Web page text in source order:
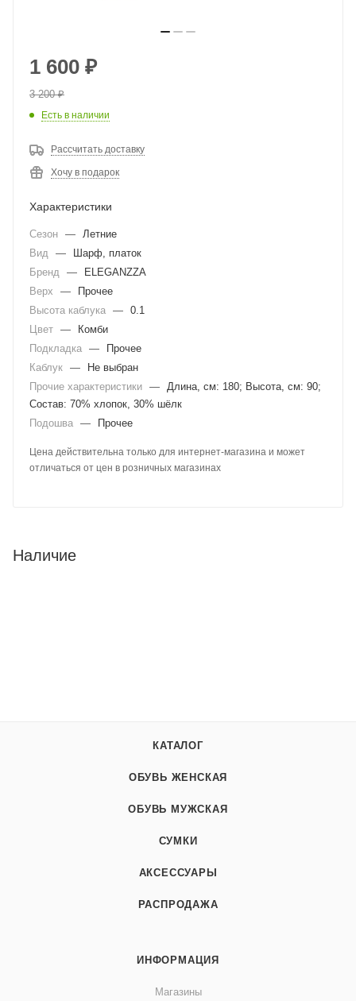
1 600 ₽
3 200₽
Есть в наличии
Рассчитать доставку
Хочу в подарок
Характеристики
Сезон —
Летние
Вид
—
Шарф, платок
Бренд
—
ELEGANZZA
Верх
—
Прочее
Высота каблука — 0.1
Цвет —
Комби
Подкладка —
Прочее
Каблук —
Не выбран
Прочие характеристики —
Длина, см: 180; Высота, см: 90;
Состав: 70% хлопок, 30% шёлк
Подошва — Прочее
Цена действительна только для интернет-магазина и может
отличаться от цен в розничных магазинах
Наличие
КАТАЛОГ
ОБУВЬ ЖЕНСКАЯ
ОБУВЬ МУЖСКАЯ
СУМКИ
АКСЕССУАРЫ
РАСПРОДАЖА
ИНФОРМАЦИЯ
Магазины